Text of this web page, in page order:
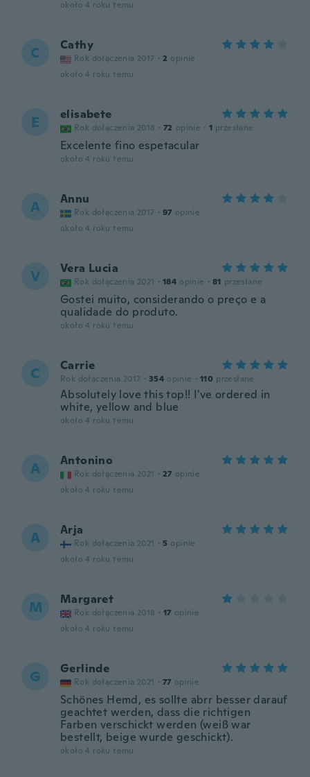
około 4 roku temu
C Cathy
Rok dołączenia 2017 · 2 opinie
około 4 roku temu
E elisabete
Rok dołączenia 2018 · 72 opinie · 1 przesłane
Excelente fino espetacular
około 4 roku temu
A Annu
Rok dołączenia 2017 · 97 opinie
około 4 roku temu
V Vera Lucia
Rok dołączenia 2021 · 184 opinie · 81 przesłane
Gostei muito, considerando o preço e a
qualidade do produto.
około 4 roku temu
C Carrie
Rok dołączenia 2017 · 354 opinie · 110 przesłane
Absolutely love this top!! I've ordered in
white, yellow and blue
około 4 roku temu
A Antonino
Rok dołączenia 2021 · 27 opinie
około 4 roku temu
A Arja
Rok dołączenia 2021 · 5 opinie
około 4 roku temu
M Margaret
Rok dołączenia 2018 · 17 opinie
około 4 roku temu
G Gerlinde
Rok dołączenia 2021 · 77 opinie
Schönes Hemd, es sollte abrr besser darauf
geachtet werden, dass die richtigen
Farben verschickt werden (weiß war
bestellt, beige wurde geschickt).
około 4 roku temu